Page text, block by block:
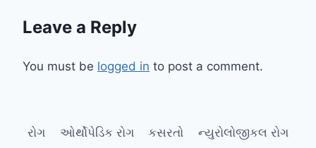
Leave a Reply
You must be logged in to post a comment.
રોગ ઓર્થોપેડિક રોગ કસરતો ન્યુરોલોજીકલ રોગ